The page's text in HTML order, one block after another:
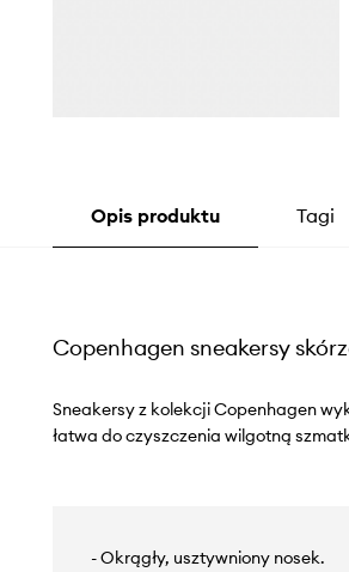
Opis produktu Tagi
Copenhagen sneakersy
Sneakersy z kolekcji Copenhagen
łatwa do czyszczenia wilgotną
- Okrągły, usztywniony nosek.